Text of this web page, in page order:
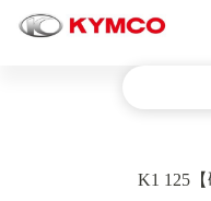
K1 125